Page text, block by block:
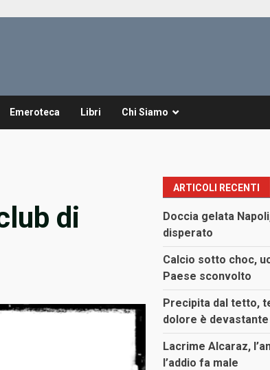
Emeroteca Libri Chi Siamo
di
ARTICOLI RECENTI
Doccia gelata
disperato
Calcio sotto choc,
Paese sconvolto
Precipita dal tetto,
dolore è devastante
Lacrime Alcaraz,
l’addio fa male